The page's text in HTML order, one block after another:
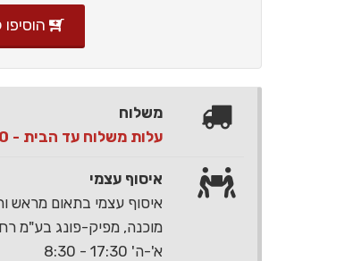
משלוח
עלות משלוח עד הבית - 30.00 ש"ח בלבד
איסוף עצמי
איסוף עצמי בתאום מראש
מוכנה, מפיק-פונג בע"מ רחוב ההגנה
א'-ה' 17:30 - 8:30